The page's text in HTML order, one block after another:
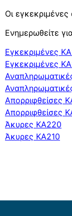
Οι
Ενημερωθείτε
Εγκεκριμένες
Εγκεκριμένες
Απορριφθείσες
Απορριφθείσες
Άκυρες ΚΑ220
Άκυρες ΚΑ210